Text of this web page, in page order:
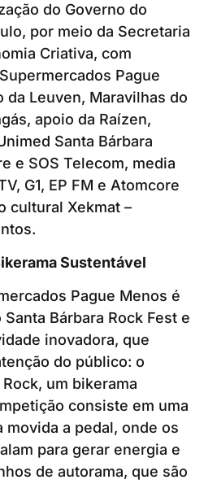
do Governo do
por meio da Secretaria
Criativa, com
Pague
da Leuven, Maravilhas do
apoio da Raízen,
Santa Bárbara
e SOS Telecom, media
G1, EP FM e Atomcore
cultural Xekmat –
Sustentável
Pague Menos é
Bárbara Rock Fest e
inovadora, que
do público: o
um bikerama
consiste em uma
movida a pedal, onde os
para gerar energia e
de autorama, que são